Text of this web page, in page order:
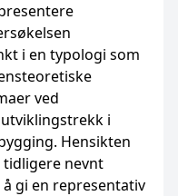
i en typologi som
ved
i
Hensikten
nevnt
gi en representativ